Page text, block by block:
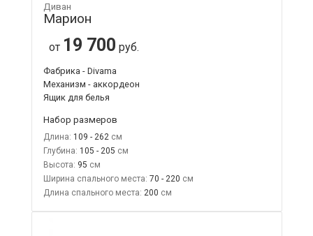
Диван
Марион
от 19 700 руб.
Фабрика - Divama
Механизм - аккордеон
Ящик для белья
Набор размеров
Длина: 109 - 262
Глубина: 105 - 205
Высота: 95
Ширина спального места: 70 - 220
Длина спального места: 200